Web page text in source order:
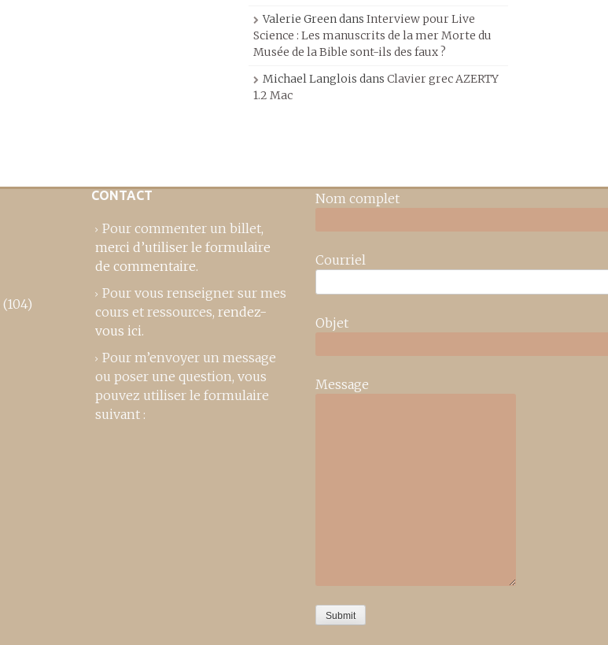
Valerie Greendans Interview pour Live
Science : Les manuscrits de la mer Morte du
Musée de la Bible sont-ils des faux ?
Michael Langlois dans Clavier grec AZERTY
1.2 Mac
(104)
CONTACT
Pour commenter un billet,
merci d’utiliser le formulaire
de commentaire.
Pour vous renseigner sur mes
cours et ressources, rendez-
vous ici.
Pour m’envoyer un message
ou poser une question, vous
pouvez utiliser le formulaire
suivant :
Nom complet
Courriel
Objet
Message